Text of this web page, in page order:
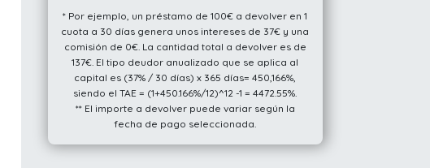
* Por ejemplo, un préstamo de 100€ a devolver en 1
cuota a 30 días genera unos intereses de 37€ y una
comisión de 0€. La cantidad total a devolver es de
137€. El tipo deudor anualizado que se aplica al
capital es (37% / 30 días) x 365 días= 450,166%,
siendo el TAE = (1+450.166%/12)^12 -1 = 4472.55%.
** El importe a devolver puede variar según la
fecha de pago seleccionada.